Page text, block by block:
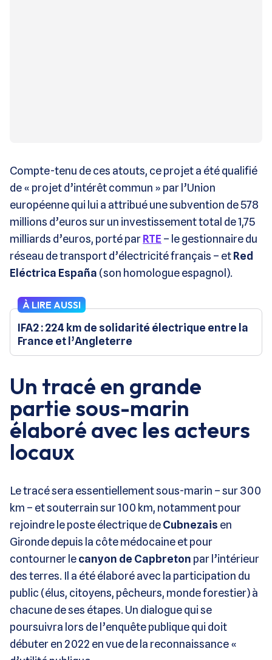
Compte-tenu de ces atouts, ce projet a été qualifié
de « projet d’intérêt commun » par l’Union
européenne qui lui a attribué une subvention de 578
millions d’euros sur un investissement total de 1,75
milliards d’euros, porté parRTE – le gestionnaire du
réseau de transport d’électricité français – etRed
Eléctrica España (son homologue espagnol).
À LIRE AUSSI
IFA2 : 224 km de solidarité électrique entre la
France et l’Angleterre
Un tracé en grande
partie sous-marin
élaboré avec les acteurs
locaux
Le tracé sera essentiellement sous-marin – sur 300
km – et souterrain sur 100 km, notamment pour
rejoindre le poste électrique deCubnezais en
Gironde depuis la côte médocaine et pour
contourner lecanyon de Capbreton par l’intérieur
des terres. Il a été élaboré avec la participation du
public (élus, citoyens, pêcheurs, monde forestier) à
chacune de ses étapes. Un dialogue qui se
poursuivra lors de l’enquête publique qui doit
débuter en 2022 en vue de la reconnaissance «